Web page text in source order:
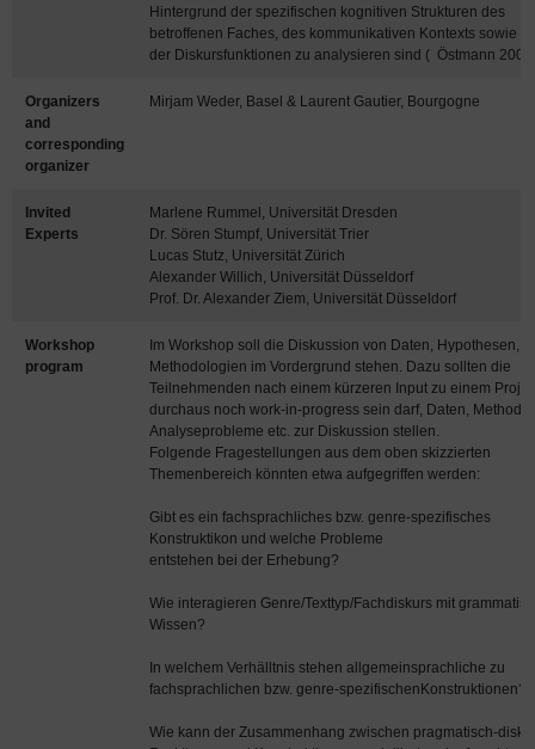
Hintergrund der spezifischen kognitiven Strukturen des
betroffenen Faches, des kommunikativen Kontexts sowie
der Diskursfunktionen zu analysieren sind ( Östmann
Organizers
and
corresponding
organizer
Mirjam Weder, Basel & Laurent Gautier, Bourgogne
Invited
Experts
Marlene Rummel, Universität Dresden
Dr. Sören Stumpf, Universität Trier
Lucas Stutz, Universität Zürich
Alexander Willich, Universität Düsseldorf
Prof. Dr. Alexander Ziem, Universität Düsseldorf
Workshop
program
Im Workshop soll die Diskussion von Daten, Hypothesen,
Methodologien im Vordergrund stehen. Dazu sollten die
Teilnehmenden nach einem kürzeren Input zu einem
durchaus noch work-in-progress sein darf, Daten,
Analyseprobleme etc. zur Diskussion stellen.
Folgende Fragestellungen aus dem oben skizzierten
Themenbereich könnten etwa aufgegriffen werden:
Gibt es ein fachsprachliches bzw. genre-spezifisches
Konstruktikon und welche Probleme
entstehen bei der Erhebung?
Wie interagieren Genre/Texttyp/Fachdiskurs mit
Wissen?
In welchem Verhälltnis stehen allgemeinsprachliche zu
fachsprachlichen bzw. genre-spezifischenKonstruktionen?
Wie kann der Zusammenhang zwischen pragmatisch-